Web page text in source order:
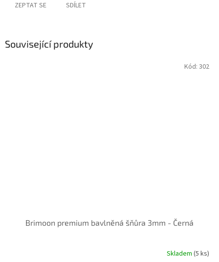
ZEPTAT SE SDÍLET
Související produkty
Brimoon premium bavlněná šňůra 3mm - Černá
Skladem (5 ks)
Kód: 302